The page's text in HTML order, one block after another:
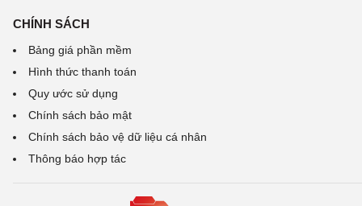
CHÍNH SÁCH
Bảng giá phần mềm
Hình thức thanh toán
Quy ước sử dụng
Chính sách bảo mật
Chính sách bảo vệ dữ liệu cá nhân
Thông báo hợp tác